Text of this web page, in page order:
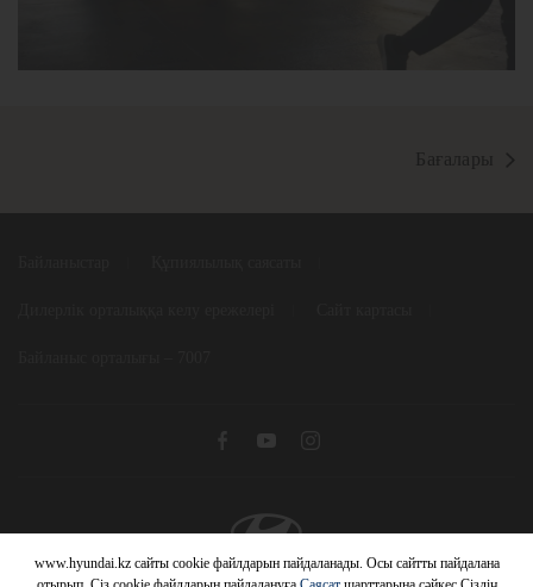
Бағалары
© 2026 Hyundai Motor Company
www.hyundai.kz сайты cookie файлдарын пайдаланады. Осы сайтты пайдалана